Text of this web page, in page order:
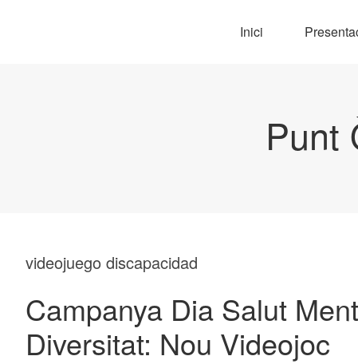
Inici
Punt
videojuego discapacidad
Campanya Dia Salut
Diversitat: Nou Videojoc